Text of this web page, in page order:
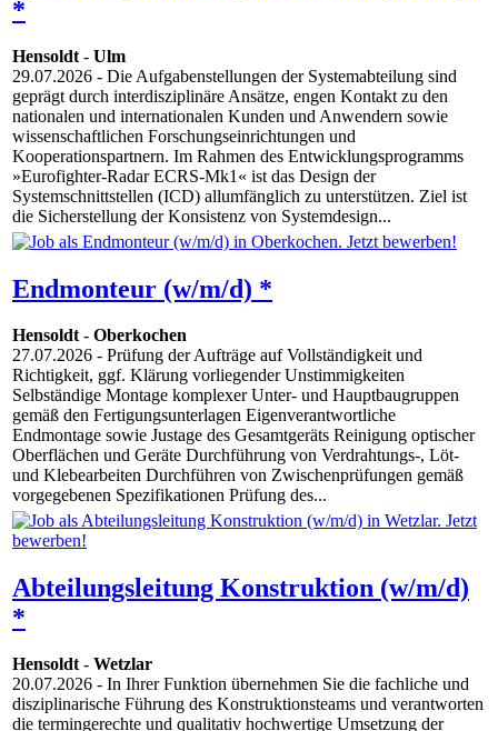
*
Hensoldt- Ulm
29.07.2026 - Die Aufgabenstellungen der Systemabteilung sind
geprägt durch interdisziplinäre Ansätze, engen Kontakt zu den
nationalen und internationalen Kunden und Anwendern sowie
wissenschaftlichen Forschungseinrichtungen und
Kooperationspartnern. Im Rahmen des Entwicklungsprogramms
»Eurofighter-Radar ECRS-Mk1« ist das Design der
Systemschnittstellen (ICD) allumfänglich zu unterstützen. Ziel ist
die Sicherstellung der Konsistenz von Systemdesign...
Endmonteur (w/m/d) *
Hensoldt- Oberkochen
27.07.2026 - Prüfung der Aufträge auf Vollständigkeit und
Richtigkeit, ggf. Klärung vorliegender Unstimmigkeiten
Selbständige Montage komplexer Unter- und Hauptbaugruppen
gemäß den Fertigungsunterlagen Eigenverantwortliche
Endmontage sowie Justage des Gesamtgeräts Reinigung optischer
Oberflächen und Geräte Durchführung von Verdrahtungs-, Löt-
und Klebearbeiten Durchführen von Zwischenprüfungen gemäß
vorgegebenen Spezifikationen Prüfung des...
Abteilungsleitung Konstruktion (w/m/d)
*
Hensoldt- Wetzlar
20.07.2026 - In Ihrer Funktion übernehmen Sie die fachliche und
disziplinarische Führung des Konstruktionsteams und verantworten
die termingerechte und qualitativ hochwertige Umsetzung der